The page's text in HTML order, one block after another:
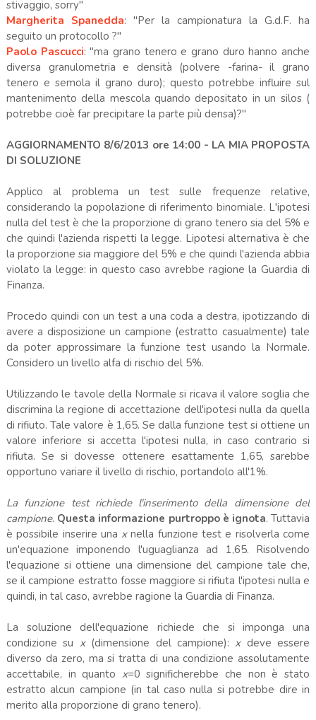
stivaggio, sorry"
Margherita Spanedda: "Per la campionatura la G.d.F. ha
seguito un protocollo ?"
Paolo Pascucci: "ma grano tenero e grano duro hanno anche
diversa granulometria e densità (polvere -farina- il grano
tenero e semola il grano duro); questo potrebbe influire sul
mantenimento della mescola quando depositato in un silos (
potrebbe cioè far precipitare la parte più densa)?"
AGGIORNAMENTO 8/6/2013 ore 14:00 - LA MIA PROPOSTA
DI SOLUZIONE
Applico al problema un test sulle frequenze relative,
considerando la popolazione di riferimento binomiale. L'ipotesi
nulla del test è che la proporzione di grano tenero sia del 5% e
che quindi l'azienda rispetti la legge. Lipotesi alternativa è che
la proporzione sia maggiore del 5% e che quindi l'azienda abbia
violato la legge: in questo caso avrebbe ragione la Guardia di
Finanza.
Procedo quindi con un test a una coda a destra, ipotizzando di
avere a disposizione un campione (estratto casualmente) tale
da poter approssimare la funzione test usando la Normale.
Considero un livello alfa di rischio del 5%.
Utilizzando le tavole della Normale si ricava il valore soglia che
discrimina la regione di accettazione dell'ipotesi nulla da quella
di rifiuto. Tale valore è 1,65. Se dalla funzione test si ottiene un
valore inferiore si accetta l'ipotesi nulla, in caso contrario si
rifiuta. Se si dovesse ottenere esattamente 1,65, sarebbe
opportuno variare il livello di rischio, portandolo all'1%.
La funzione test richiede l'inserimento della dimensione del
campione. Questa informazione purtroppo è ignota. Tuttavia
è possibile inserire una xnella funzione test e risolverla come
un'equazione imponendo l'uguaglianza ad 1,65. Risolvendo
l'equazione si ottiene una dimensione del campione tale che,
se il campione estratto fosse maggiore si rifiuta l'ipotesi nulla e
quindi, in tal caso, avrebbe ragione la Guardia di Finanza.
La soluzione dell'equazione richiede che si imponga una
condizione su x(dimensione del campione): xdeve essere
diverso da zero, ma si tratta di una condizione assolutamente
accettabile, in quanto x=0 significherebbe che non è stato
estratto alcun campione (in tal caso nulla si potrebbe dire in
merito alla proporzione di grano tenero).